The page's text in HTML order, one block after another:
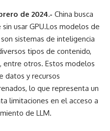
de 2024.- China busca
usar GPU.Los modelos de
sistemas de inteligencia
tipos de contenido,
entre otros. Estos modelos
datos y recursos
lo que representa un
limitaciones en el acceso a
de LLM.